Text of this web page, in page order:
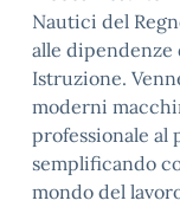
Nautici del
alle dipendenze
Istruzione.
moderni
professionale al
semplificando
mondo del